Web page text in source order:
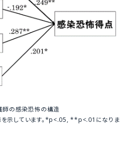
師の感染恐怖の構造
示しています。*p<.05, **p<.01になりま